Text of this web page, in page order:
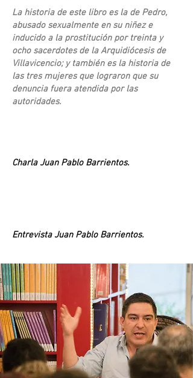
La historia de este libro es la de Pedro,
abusado sexualmente en su niñez e
inducido a la prostitución por treinta y
ocho sacerdotes de la Arquidiócesis de
Villavicencio; y también es la historia de
las tres mujeres que lograron que su
denuncia fuera atendida por las
autoridades.
Charla Juan Pablo Barrientos.
Entrevista Juan Pablo Barrientos.